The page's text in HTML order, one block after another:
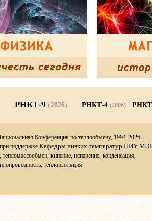
РНКТ-9 (2026) РНКТ-4 (2006)
Конференция по теплообмену, 1994-2026.
поддержке Кафедры низких температур НИУ
кипение, испарение, конденсация,
теплоизоляция.